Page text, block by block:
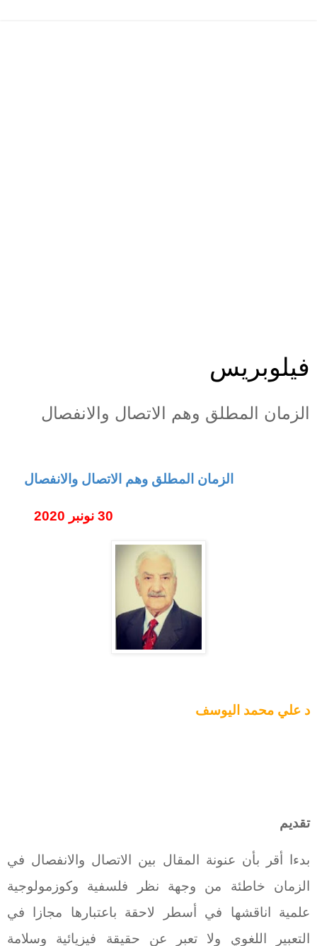
فيلوبريس
الزمان المطلق وهم الاتصال والانفصال
الزمان المطلق وهم الاتصال والانفصال
د علي محمد اليوسف
تقديم
بدءا أقر بأن عنونة المقال بين الاتصال والانفصال في
الزمان خاطئة من وجهة نظر فلسفية وكوزمولوجية
علمية اناقشها في أسطر لاحقة باعتبارها مجازا في
التعبير اللغوي ولا تعبر عن حقيقة فيزيائية وسلامة